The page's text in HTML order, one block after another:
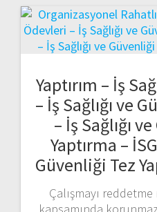
Yaptırım – İş
– İş Sağlığı ve
– İş Sağlığı
Yaptırma –
Güvenliği Tez
Çalışmayı
kapsamında